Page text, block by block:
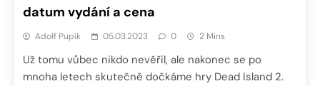
datum vydání a cena
Adolf Pupík 05.03.2023 0 2 Mins
Už tomu vůbec nikdo nevěřil, ale nakonec se po
mnoha letech skutečně dočkáme hry Dead Island 2.